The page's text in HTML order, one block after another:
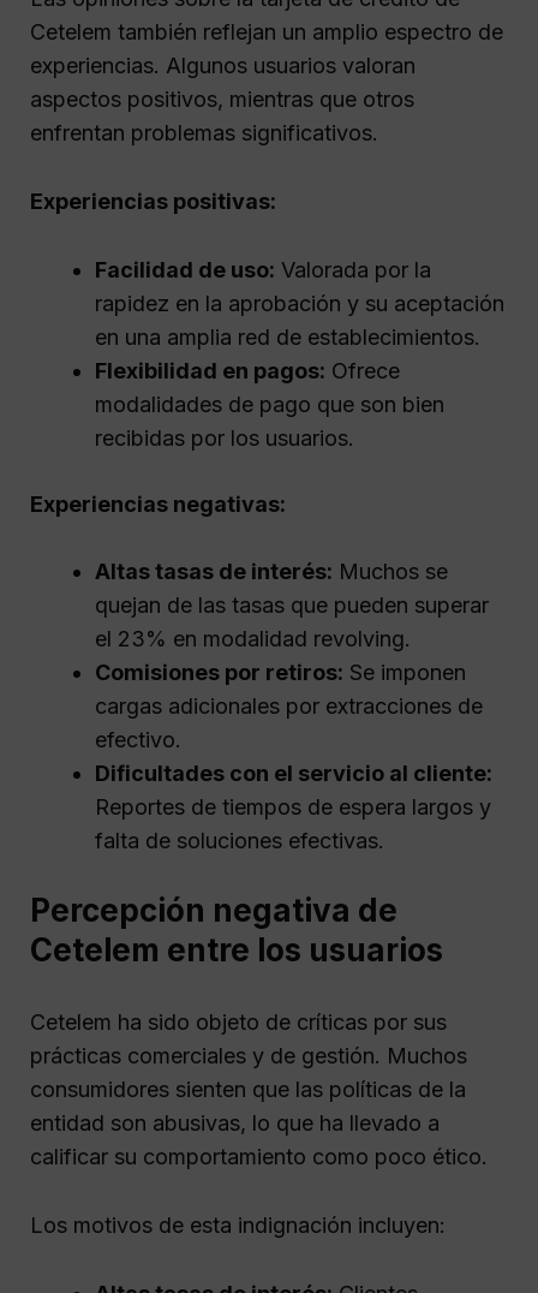
Cetelem también reflejan un amplio espectro de
experiencias. Algunos usuarios valoran
aspectos positivos, mientras que otros
enfrentan problemas significativos.
Experiencias positivas:
Facilidad de uso: Valorada por la
rapidez en la aprobación y su aceptación
en una amplia red de establecimientos.
Flexibilidad en pagos: Ofrece
modalidades de pago que son bien
recibidas por los usuarios.
Experiencias negativas:
Altas tasas de interés: Muchos se
quejan de las tasas que pueden superar
el 23% en modalidad revolving.
Comisiones por retiros: Se imponen
cargas adicionales por extracciones de
efectivo.
Dificultades con el servicio al cliente:
Reportes de tiempos de espera largos y
falta de soluciones efectivas.
Percepción negativa de
Cetelem entre los usuarios
Cetelem ha sido objeto de críticas por sus
prácticas comerciales y de gestión. Muchos
consumidores sienten que las políticas de la
entidad son abusivas, lo que ha llevado a
calificar su comportamiento como poco ético.
Los motivos de esta indignación incluyen: